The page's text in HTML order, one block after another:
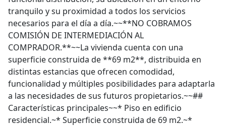
tranquilo y su proximidad a todos los servicios
necesarios para el día a día.~~**NO COBRAMOS
COMISIÓN DE INTERMEDIACIÓN AL
COMPRADOR.**~~La vivienda cuenta con una
superficie construida de **69 m2**, distribuida en
distintas estancias que ofrecen comodidad,
funcionalidad y múltiples posibilidades para adaptarla
a las necesidades de sus futuros propietarios.~~##
Características principales~~* Piso en edificio
residencial.~* Superficie construida de 69 m2.~*